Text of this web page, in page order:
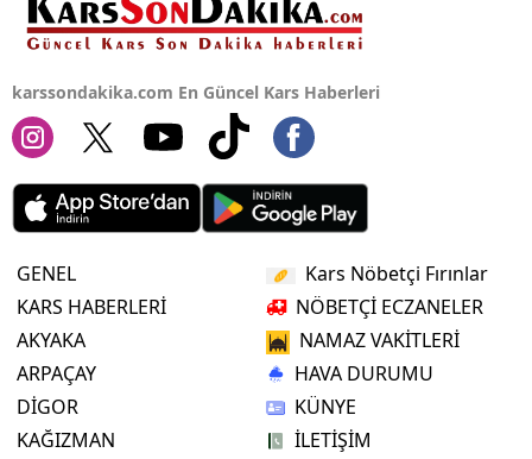
karssondakika.com En Güncel Kars Haberleri
GENEL
KARS HABERLERİ
AKYAKA
ARPAÇAY
DİGOR
KAĞIZMAN
Kars Nöbetçi Fırınlar
NÖBETÇİ ECZANELER
NAMAZ VAKİTLERİ
HAVA DURUMU
KÜNYE
İLETİŞİM